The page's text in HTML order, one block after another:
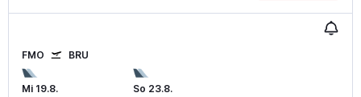
FMO BRU
Mi 19.8.
So 23.8.